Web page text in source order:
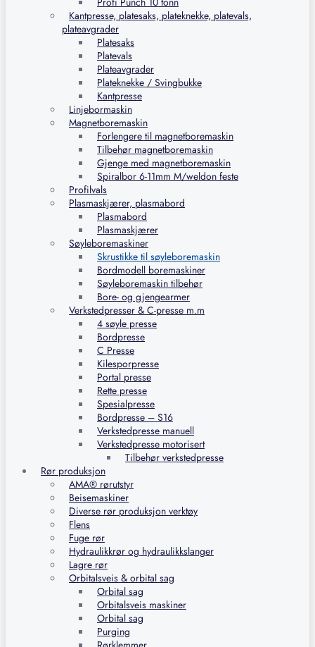
Kantpresse, platesaks, plateknekke, platevals,
plateavgrader
Platesaks
Platevals
Plateavgrader
Plateknekke / Svingbukke
Kantpresse
Linjebormaskin
Magnetboremaskin
Forlengere til magnetboremaskin
Tilbehør magnetboremaskin
Gjenge med magnetboremaskin
Spiralbor 6-11mm M/weldon feste
Profilvals
Plasmaskjærer, plasmabord
Plasmabord
Plasmaskjærer
Søyleboremaskiner
Skrustikke til søyleboremaskin
Bordmodell boremaskiner
Søyleboremaskin tilbehør
Bore- og gjengearmer
Verkstedpresser & C-presse m.m
4 søyle presse
Bordpresse
C Presse
Kilesporpresse
Portal presse
Rette presse
Spesialpresse
Bordpresse – S16
Verkstedpresse manuell
Verkstedpresse motorisert
Tilbehør verkstedpresse
Rør produksjon
AMA® rørutstyr
Beisemaskiner
Diverse rør produksjon verktøy
Flens
Fuge rør
Hydraulikkrør og hydraulikkslanger
Lagre rør
Orbitalsveis & orbital sag
Orbital sag
Orbitalsveis maskiner
Orbital sag
Purging